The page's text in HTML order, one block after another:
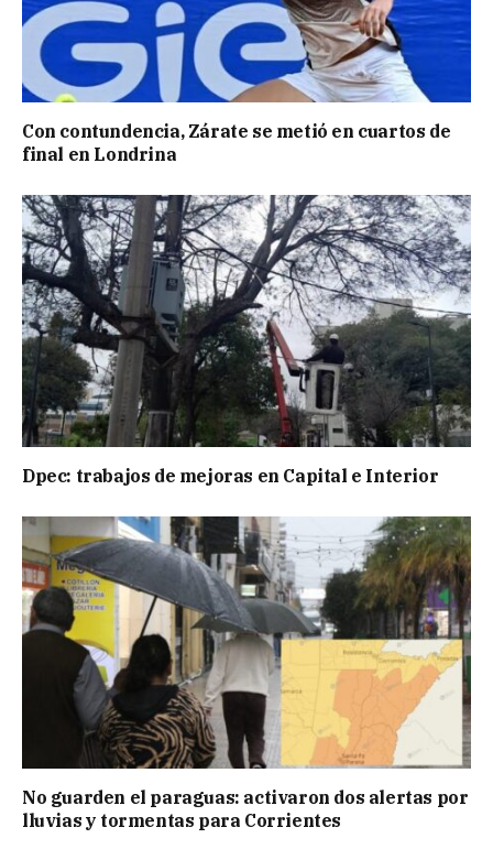
Con contundencia, Zárate se metió en cuartos de
final en Londrina
Dpec: trabajos de mejoras en Capital e Interior
No guarden el paraguas: activaron dos alertas por
lluvias y tormentas para Corrientes